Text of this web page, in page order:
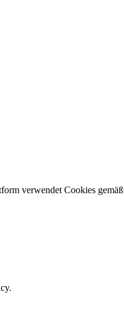
verwendet Cookies